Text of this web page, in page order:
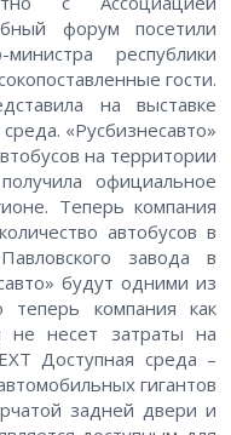
форум посетили
республики
гости.
на выставке
«Русбизнесавто»
на территории
официальное
Теперь компания
автобусов в
завода в
будут одними из
компания как
не несет затраты на
Доступная среда –
гигантов
задней двери и